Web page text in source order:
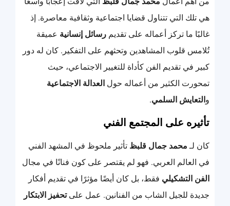
هي تلك التي تتناول قضايا اجتماعية وثقافية معاصرة. إذ
غالبًا ما تركز أعماله على تقديم رسائل إنسانية عميقة
تُلامس قلوب المشاهدين وتحثهم على التفكير. كان له دور
كبير في تقديم الفن كأداة للتغيير الاجتماعي، حيث
تمحورت الكثير من أعماله حول العدالة الاجتماعية
والتعايش السلمي.
تأثيره على المجتمع الفني
كان لـ محمد جمال قلبظ تأثير ملحوظ في المشهد الفني
في العالم العربي. فهو لم يقتصر على كون فنانًا في مجال
الفن التشكيلي فقط، بل كان أيضًا مؤثرًا في تقديم أفكار
جديدة للجيل الشاب من الفنانين. عمل علىتحفيز الابتكار